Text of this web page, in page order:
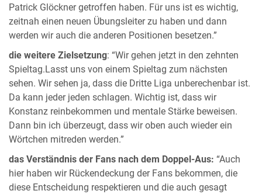
Patrick Glöckner getroffen haben. Für uns ist es wichtig,
zeitnah einen neuen Übungsleiter zu haben und dann
werden wir auch die anderen Positionen besetzen.”
die weitere Zielsetzung: “Wir gehen jetzt in den zehnten
Spieltag.Lasst uns von einem Spieltag zum nächsten
sehen. Wir sehen ja, dass die Dritte Liga unberechenbar ist.
Da kann jeder jeden schlagen. Wichtig ist, dass wir
Konstanz reinbekommen und mentale Stärke beweisen.
Dann bin ich überzeugt, dass wir oben auch wieder ein
Wörtchen mitreden werden.”
das Verständnis der Fans nach dem Doppel-Aus: “Auch
hier haben wir Rückendeckung der Fans bekommen, die
diese Entscheidung respektieren und die auch gesagt